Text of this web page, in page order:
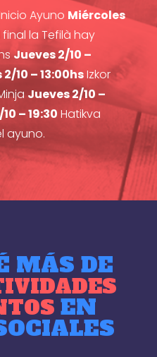
Ayuno Miércoles
final la Tefilà hay
Jueves 2/10 –
10 – 13:00hsIzkor
Jueves 2/10 –
– 19:30 Hatikva
ayuno.
MÁS DE
EN